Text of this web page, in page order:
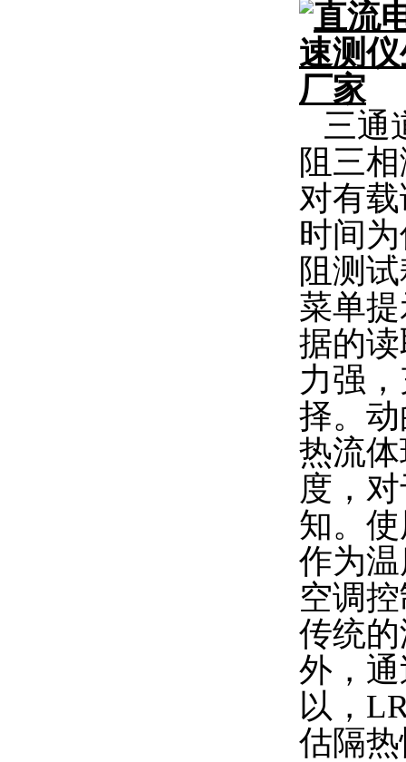
三通
阻三
对有
时间
阻测
菜单
据的
力强
择。
热流
度，
知。
作为
空调
传统
外，
以，
估隔